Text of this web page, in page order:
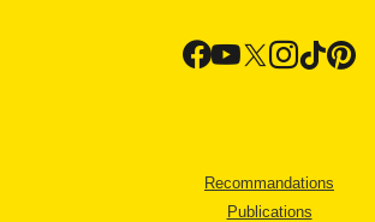
Recommandations
Publications